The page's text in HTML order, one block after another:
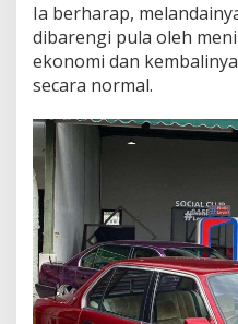
Ia berharap,
dibarengi pula oleh
ekonomi dan
secara normal.